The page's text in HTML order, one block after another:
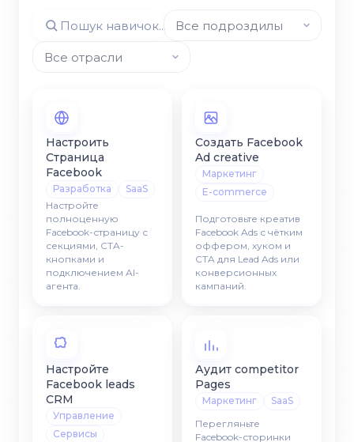
Настроить
Страница
Facebook
Разработка
SaaS
Настройте
полноценную
Facebook-страницу с
секциями, CTA-
кнопками и
подключением AI-
агента.
Создать Facebook
Ad creative
Маркетинг
E-commerce
Подготовьте креатив
Facebook Ads с чётким
оффером, хуком и
CTA для Lead Ads или
конверсионных
кампаний.
Настройте
Facebook leads
CRM
Управление
Сервисы
Аудит competitor
Pages
Маркетинг
SaaS
Перегляньте
Facebook-сторинки